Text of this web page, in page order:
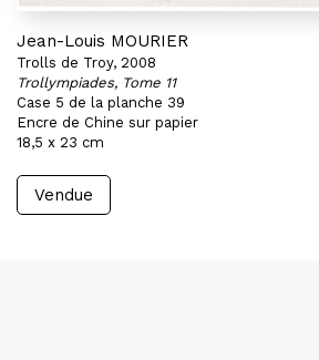
Jean-Louis MOURIER
Trolls de Troy, 2008
Trollympiades, Tome 11
Case 5 de la planche 39
Encre de Chine sur papier
18,5 x 23 cm
Vendue